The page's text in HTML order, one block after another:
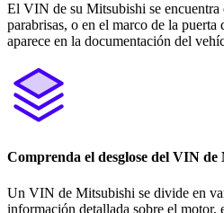
El VIN de su Mitsubishi se encuentra
parabrisas, o en el marco de la puerta
aparece en la documentación del
Comprenda el desglose del VIN
Un VIN de Mitsubishi se divide en
información detallada sobre el motor,